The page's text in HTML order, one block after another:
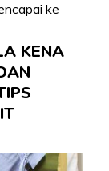
ke
KENA